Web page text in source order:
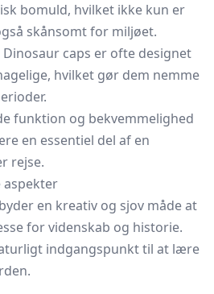
bomuld, hvilket ikke kun er
skånsomt for miljøet.
Dinosaur caps er ofte designet
hvilket gør dem nemme
funktion og bekvemmelighed
en essentiel del af en
rejse.
aspekter
en kreativ og sjov måde at
for videnskab og historie.
indgangspunkt til at lære